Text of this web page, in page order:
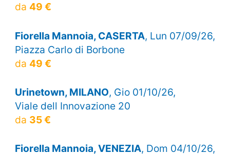
da 49 €
Fiorella Mannoia, CASERTA, Lun 07/09/26,
Piazza Carlo di Borbone
da 49 €
Urinetown, MILANO, Gio 01/10/26,
Viale dell Innovazione 20
da 35 €
Fiorella Mannoia, VENEZIA, Dom 04/10/26,